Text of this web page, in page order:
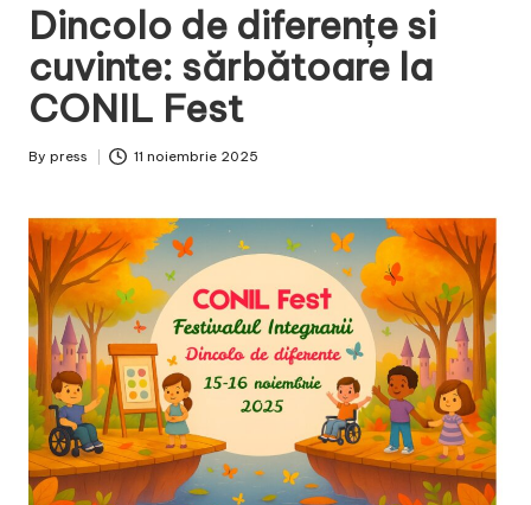
Dincolo de diferențe si
cuvinte: sărbătoare la
CONIL Fest
Posted
By press 11 noiembrie 2025